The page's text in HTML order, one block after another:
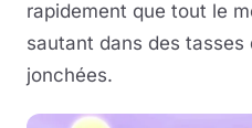
rapidement que tout le
sautant dans des tasses
jonchées.